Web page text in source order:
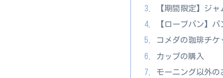
【期間限定】ジャ
【ローブパン】
コメダの珈琲チケ
カップの購入
モーニング以外の